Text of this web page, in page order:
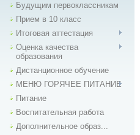
Будущим первоклассникам
Прием в 10 класс
Итоговая аттестация
Оценка качества
образования
Дистанционное обучение
МЕНЮ ГОРЯЧЕЕ ПИТАНИЕ
Питание
Воспитательная работа
Дополнительное образ...